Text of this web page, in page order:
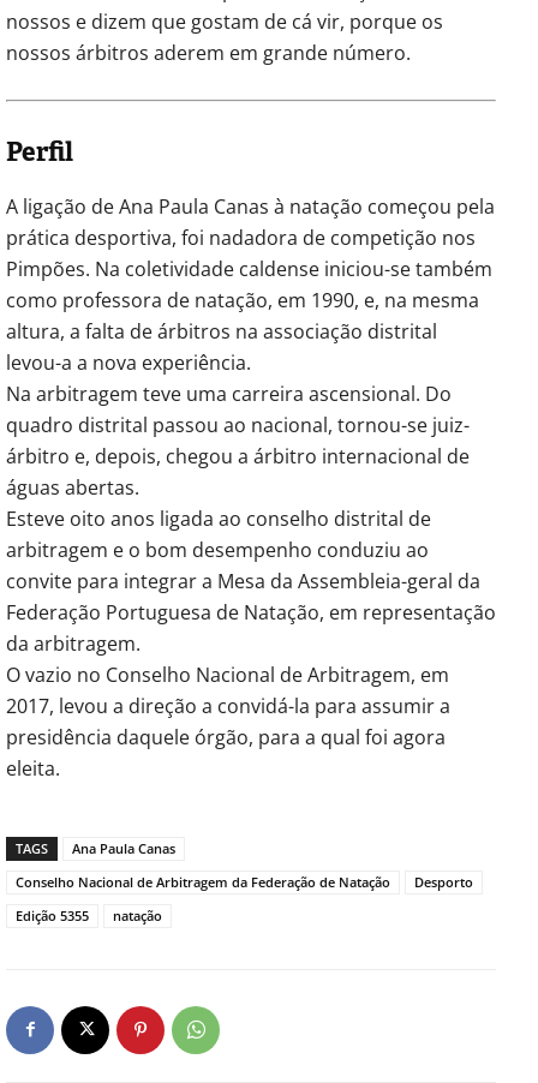
nossos e dizem que gostam de cá vir, porque os
nossos árbitros aderem em grande número.
Perfil
A ligação de Ana Paula Canas à natação começou pela
prática desportiva, foi nadadora de competição nos
Pimpões. Na coletividade caldense iniciou-se também
como professora de natação, em 1990, e, na mesma
altura, a falta de árbitros na associação distrital
levou-a a nova experiência.
Na arbitragem teve uma carreira ascensional. Do
quadro distrital passou ao nacional, tornou-se juiz-
árbitro e, depois, chegou a árbitro internacional de
águas abertas.
Esteve oito anos ligada ao conselho distrital de
arbitragem e o bom desempenho conduziu ao
convite para integrar a Mesa da Assembleia-geral da
Federação Portuguesa de Natação, em representação
da arbitragem.
O vazio no Conselho Nacional de Arbitragem, em
2017, levou a direção a convidá-la para assumir a
presidência daquele órgão, para a qual foi agora
eleita.
TAGS
Ana Paula Canas
Conselho Nacional de Arbitragem da Federação de Natação
Desporto
Edição 5355
natação